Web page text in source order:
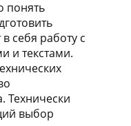
понять
себя работу с
и текстами.
Технически
выбор